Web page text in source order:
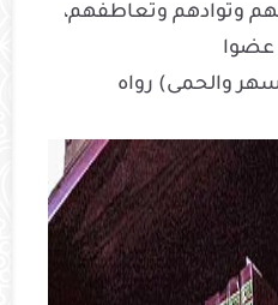
وتوادهم وتعاطفهم،
عضوا
والحمى) رواه